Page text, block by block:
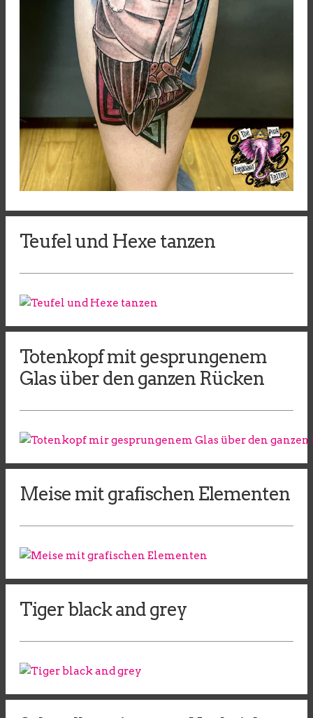
Teufel und Hexe tanzen
Totenkopf mit gesprungenem
Glas über den ganzen Rücken
Meise mit grafischen Elementen
Tiger black and grey